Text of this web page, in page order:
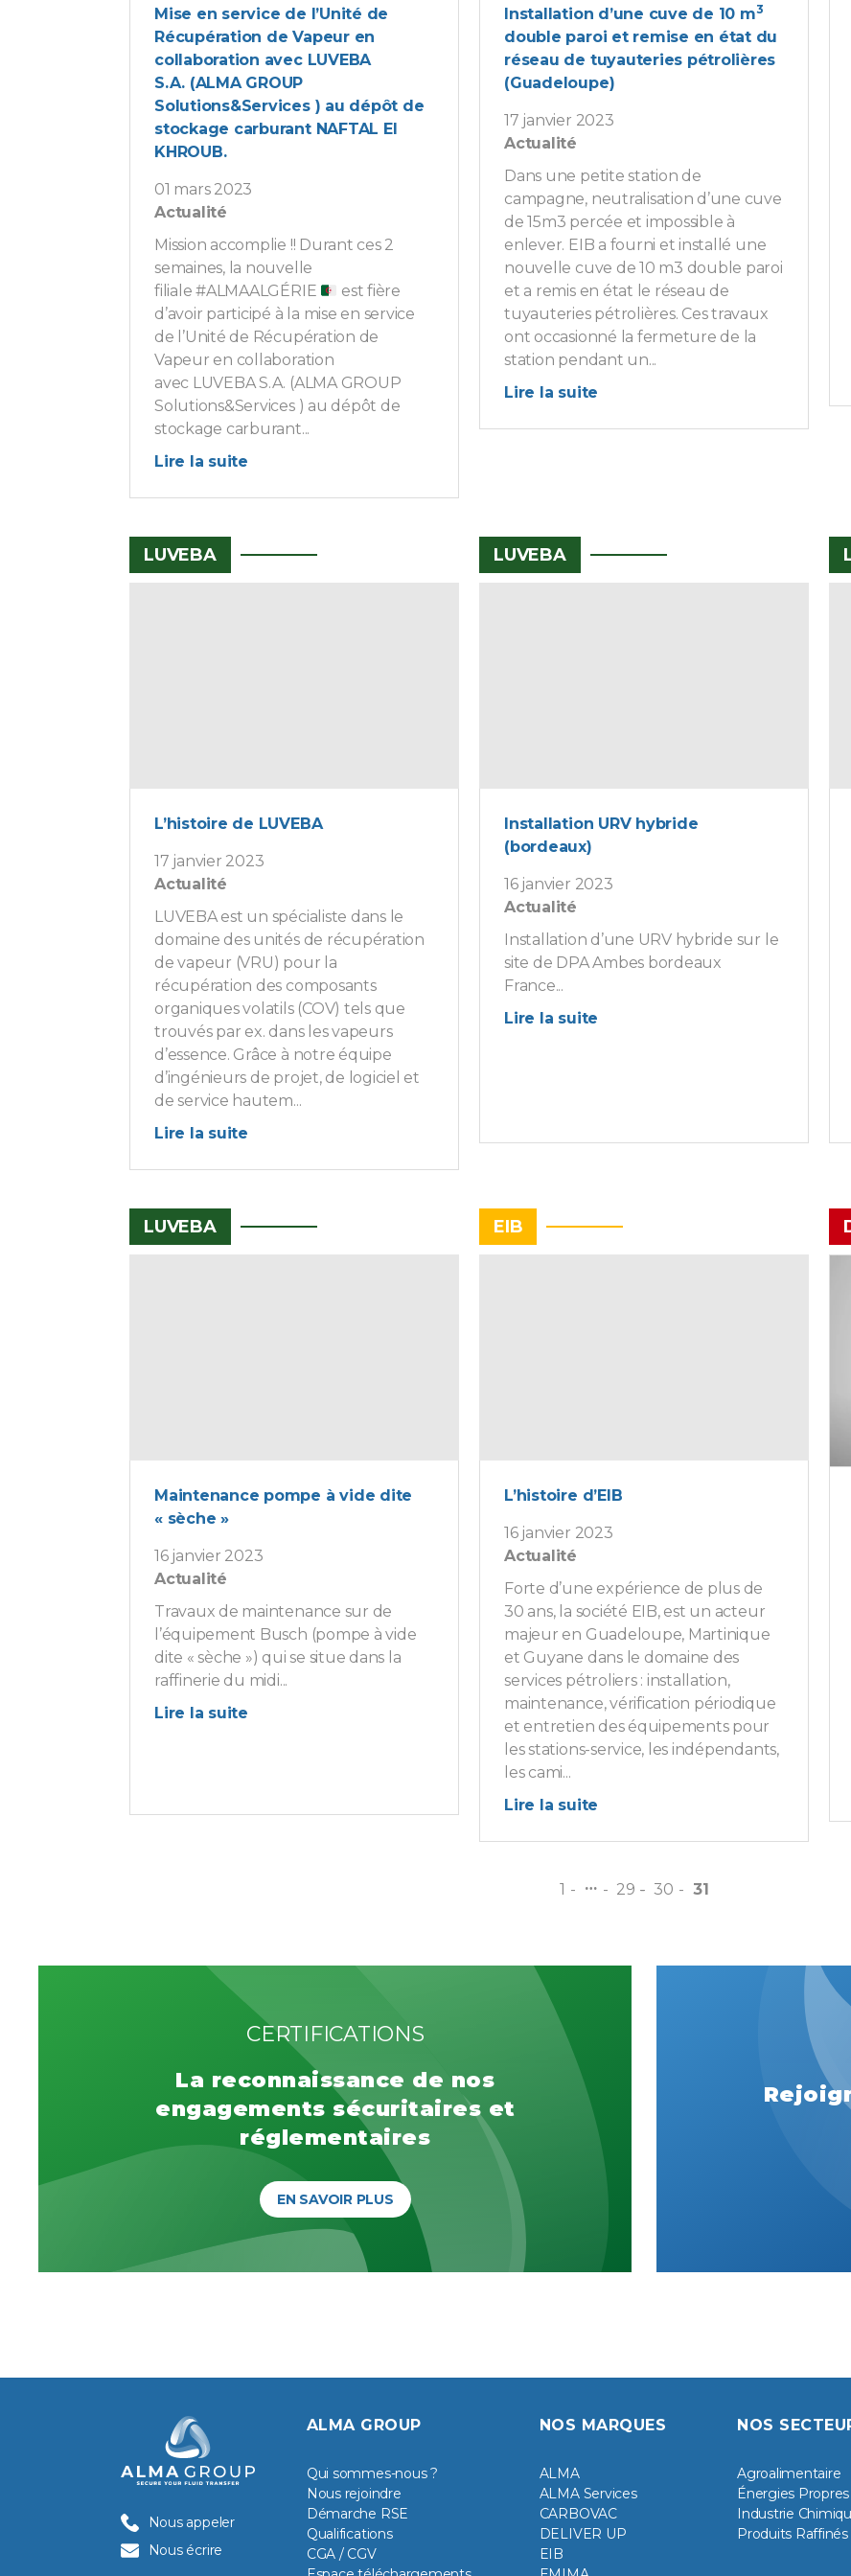
Mise en service de l’Unité de
Récupération de Vapeur en
collaboration avec LUVEBA
S.A. (ALMA GROUP
Solutions&Services ) au dépôt de
stockage carburant NAFTAL El
KHROUB.
01 mars 2023
Actualité
Mission accomplie !! Durant ces 2
semaines, la nouvelle
filiale #ALMAALGÉRIE
est fière
d’avoir participé à la mise en service
de l’Unité de Récupération de
Vapeur en collaboration
avec LUVEBA S.A. (ALMA GROUP
Solutions&Services ) au dépôt de
stockage carburant...
Lire la suite
Installation d’une cuve de 10 m3
double paroi et remise en état du
réseau de tuyauteries pétrolières
(Guadeloupe)
17 janvier 2023
Actualité
Dans une petite station de
campagne, neutralisation d’une cuve
de 15m3 percée et impossible à
enlever. EIB a fourni et installé une
nouvelle cuve de 10 m3 double paroi
et a remis en état le réseau de
tuyauteries pétrolières. Ces travaux
ont occasionné la fermeture de la
station pendant un...
Lire la suite
LUVEBA
L’histoire de LUVEBA
17 janvier 2023
Actualité
LUVEBA est un spécialiste dans le
domaine des unités de récupération
de vapeur (VRU) pour la
récupération des composants
organiques volatils (COV) tels que
trouvés par ex. dans les vapeurs
d’essence. Grâce à notre équipe
d’ingénieurs de projet, de logiciel et
de service hautem...
Lire la suite
LUVEBA
Installation URV hybride
(bordeaux)
16 janvier 2023
Actualité
Installation d’une URV hybride sur le
site de DPA Ambes bordeaux
France...
Lire la suite
LUVEBA
Maintenance pompe à vide dite
« sèche »
16 janvier 2023
Actualité
Travaux de maintenance sur de
l’équipement Busch (pompe à vide
dite « sèche ») qui se situe dans la
raffinerie du midi...
Lire la suite
EIB
L’histoire d’EIB
16 janvier 2023
Actualité
Forte d’une expérience de plus de
30 ans, la société EIB, est un acteur
majeur en Guadeloupe, Martinique
et Guyane dans le domaine des
services pétroliers : installation,
maintenance, vérification périodique
et entretien des équipements pour
les stations-service, les indépendants,
les cami...
Lire la suite
1 … 29 30 31
CERTIFICATIONS
La reconnaissance de nos
engagements sécuritaires et
réglementaires
EN SAVOIR PLUS
Nous appeler
Nous écrire
ALMA GROUP
Qui sommes-nous ?
Nous rejoindre
Démarche RSE
Qualifications
CGA / CGV
NOS MARQUES
ALMA
ALMA Services
CARBOVAC
DELIVER UP
EIB
NOS
Agroalimentaire
Énergies Propres
Industrie
Produits Raffinés